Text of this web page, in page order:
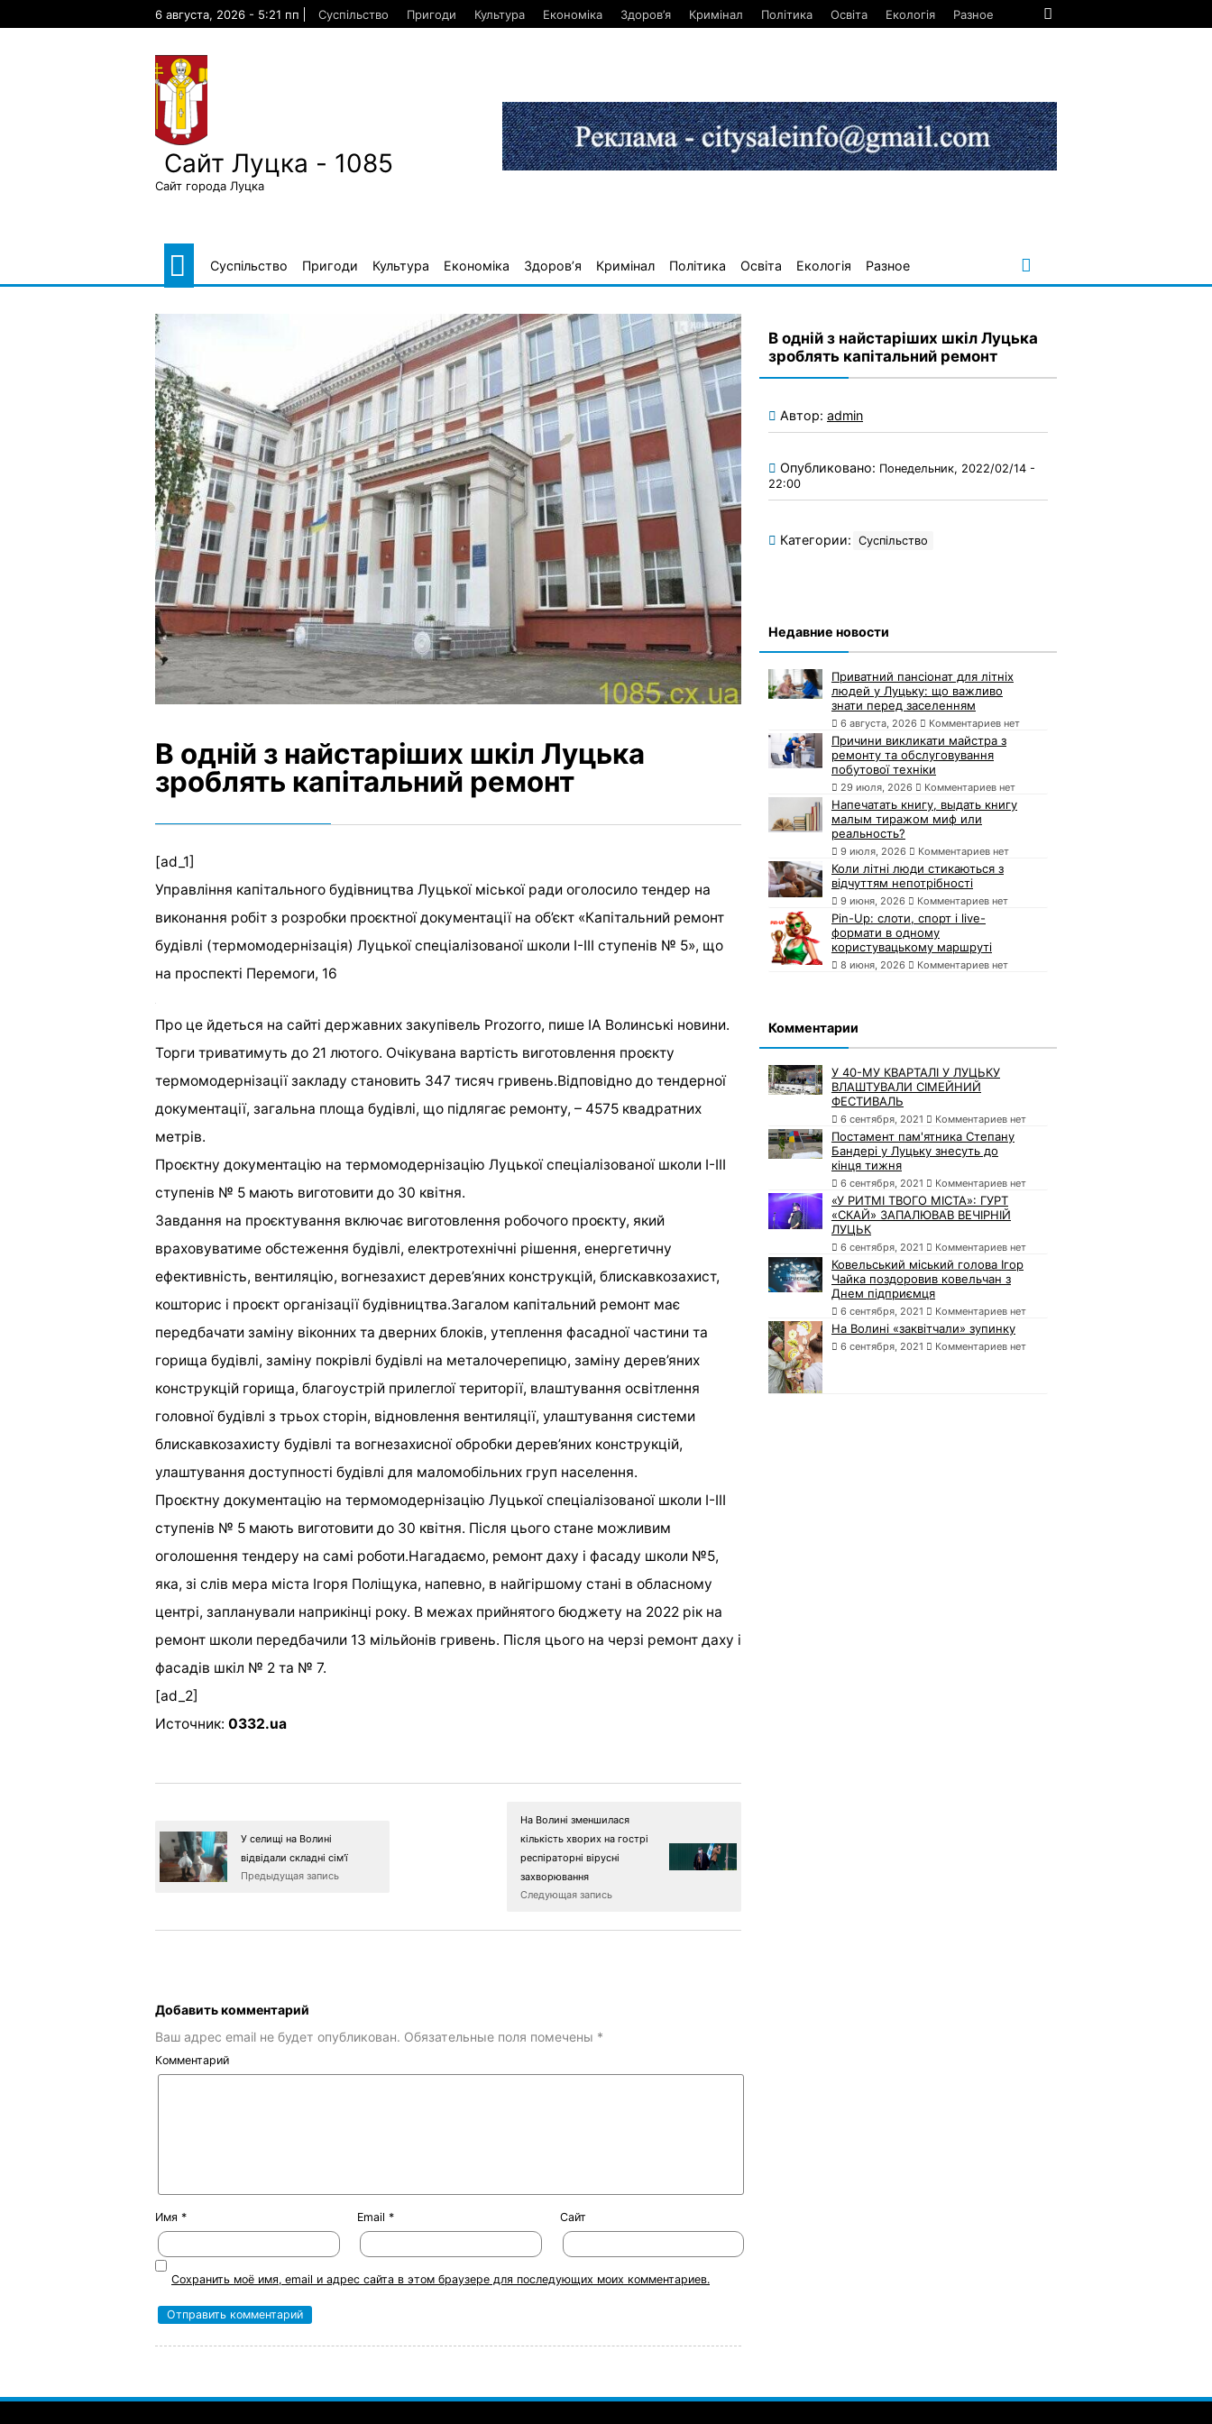
6 августа, 2026 - 5:21 пп Суспільство Пригоди Культура Економіка Здоров’я Кримінал Політика Освіта Екологія Разное
Сайт Луцка - 1085
Сайт города Луцка
Суспільство Пригоди Культура Економіка Здоров’я Кримінал Політика Освіта Екологія Разное
В одній з найстаріших шкіл Луцька
зроблять капітальний ремонт
[ad_1]
Управління капітального будівництва Луцької міської ради оголосило тендер на
виконання робіт з розробки проєктної документації на об’єкт «Капітальний ремонт
будівлі (термомодернізація) Луцької спеціалізованої школи І-ІІІ ступенів № 5», що
на проспекті Перемоги, 16
Про це йдеться на сайті державних закупівель Prozorro, пише ІА Волинські новини.
Торги триватимуть до 21 лютого. Очікувана вартість виготовлення проєкту
термомодернізації закладу становить 347 тисяч гривень.Відповідно до тендерної
документації, загальна площа будівлі, що підлягає ремонту, – 4575 квадратних
метрів.
Проєктну документацію на термомодернізацію Луцької спеціалізованої школи І-ІІІ
ступенів № 5 мають виготовити до 30 квітня.
Завдання на проєктування включає виготовлення робочого проєкту, який
враховуватиме обстеження будівлі, електротехнічні рішення, енергетичну
ефективність, вентиляцію, вогнезахист дерев’яних конструкцій, блискавкозахист,
кошторис і проєкт організації будівництва.Загалом капітальний ремонт має
передбачати заміну віконних та дверних блоків, утеплення фасадної частини та
горища будівлі, заміну покрівлі будівлі на металочерепицю, заміну дерев’яних
конструкцій горища, благоустрій прилеглої території, влаштування освітлення
головної будівлі з трьох сторін, відновлення вентиляції, улаштування системи
блискавкозахисту будівлі та вогнезахисної обробки дерев’яних конструкцій,
улаштування доступності будівлі для маломобільних груп населення.
Проєктну документацію на термомодернізацію Луцької спеціалізованої школи І-ІІІ
ступенів № 5 мають виготовити до 30 квітня. Після цього стане можливим
оголошення тендеру на самі роботи.Нагадаємо, ремонт даху і фасаду школи №5,
яка, зі слів мера міста Ігоря Поліщука, напевно, в найгіршому стані в обласному
центрі, запланували наприкінці року. В межах прийнятого бюджету на 2022 рік на
ремонт школи передбачили 13 мільйонів гривень. Після цього на черзі ремонт даху і
фасадів шкіл № 2 та № 7.
[ad_2]
Источник: 0332.ua
У селищі на Волині
відвідали складні сім'ї
Предыдущая запись
На Волині зменшилася
кількість хворих на гострі
респіраторні вірусні
захворювання
Следующая запись
Добавить комментарий
Ваш адрес email не будет опубликован. Обязательные поля помечены *
Комментарий
Имя * Email* Сайт
Сохранить моё имя, email и адрес сайта в этом браузере для последующих моих комментариев.
В одній з найстаріших шкіл Луцька
зроблять капітальний ремонт
Автор: admin
Опубликовано: Понедельник, 2022/02/14 -
22:00
Категории: Суспільство
Недавние новости
Приватний пансіонат для літніх
людей у Луцьку: що важливо
знати перед заселенням
6 августа, 2026 Комментариев нет
Причини викликати майстра з
ремонту та обслуговування
побутової техніки
29 июля, 2026 Комментариев нет
Напечатать книгу, выдать книгу
малым тиражом миф или
реальность?
9 июля, 2026 Комментариев нет
Коли літні люди стикаються з
відчуттям непотрібності
9 июня, 2026 Комментариев нет
Pin-Up: слоти, спорт і live-
формати в одному
користувацькому маршруті
8 июня, 2026 Комментариев нет
Комментарии
У 40-МУ КВАРТАЛІ У ЛУЦЬКУ
ВЛАШТУВАЛИ СІМЕЙНИЙ
ФЕСТИВАЛЬ
6 сентября, 2021 Комментариев нет
Постамент пам'ятника Степану
Бандері у Луцьку знесуть до
кінця тижня
6 сентября, 2021 Комментариев нет
«У РИТМІ ТВОГО МІСТА»: ГУРТ
«СКАЙ» ЗАПАЛЮВАВ ВЕЧІРНІЙ
ЛУЦЬК
6 сентября, 2021 Комментариев нет
Ковельський міський голова Ігор
Чайка поздоровив ковельчан з
Днем підприємця
6 сентября, 2021 Комментариев нет
На Волині «заквітчали» зупинку
6 сентября, 2021 Комментариев нет